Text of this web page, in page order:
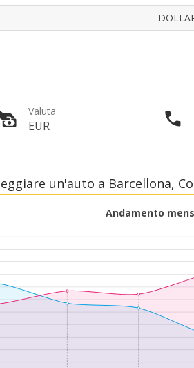
Valuta
EUR
un'auto a Barcellona,
Andamento